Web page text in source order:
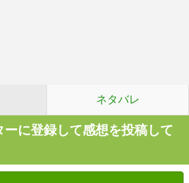
ネタバレ
に登録して感想を投稿して